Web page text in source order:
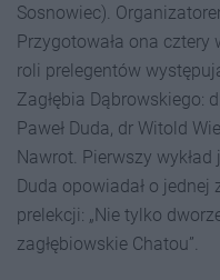
Sosnowiec).
Przygotowała ona cztery
roli prelegentów
Zagłębia Dąbrowskiego:
Paweł Duda, dr Witold
Nawrot. Pierwszy wykład
Duda opowiadał o
prelekcji: „Nie tylko
zagłębiowskie Chatou”.